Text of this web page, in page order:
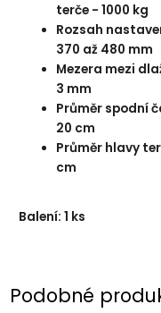
terče - 1000 kg
Rozsah
370 až 480 mm
Mezera mezi
3 mm
Průměr spodní
20 cm
Průměr hlavy
cm
Balení: 1 ks
Podobné